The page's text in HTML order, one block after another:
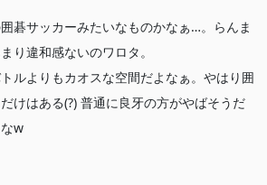
碁サッカーみたいなものかなぁ…。らんま
り違和感ないのワロタ。
ルよりもカオスな空間だよなぁ。やはり囲
けはある(?) 普通に良牙の方がやばそうだ
w